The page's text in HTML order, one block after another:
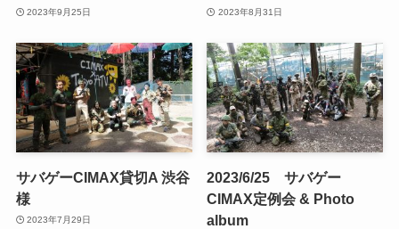
2023年9月25日 2023年8月31日
サバゲーCIMAX貸切A 渋谷
様
2023年7月29日
2023/6/25 サバゲー
CIMAX定例会 & Photo
album